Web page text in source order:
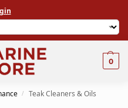
0
/ Teak Cleaners & Oils